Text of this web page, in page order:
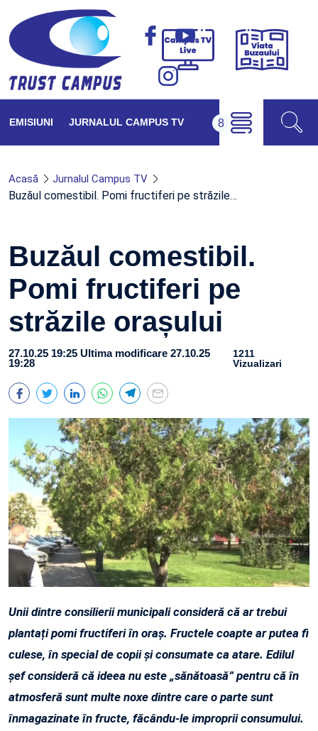
Campus
Viața
EMISIUNI JURNALUL CAMPUS TV
Acasă Jurnalul Campus TV
Buzăul comestibil. Pomi fructiferi pe străzile…
Buzăul comestibil.
Pomi fructiferi pe
străzile orașului
27.10.25 19:25 Ultima modificare 27.10.25
19:28
1211
Vizualizari
Unii dintre consilierii municipali consideră că ar trebui
plantați pomi fructiferi în oraș. Fructele coapte ar putea fi
culese, în special de copii și consumate ca atare. Edilul
șef consideră că ideea nu este „sănătoasă” pentru că în
atmosferă sunt multe noxe dintre care o parte sunt
înmagazinate în fructe, făcându-le improprii consumului.